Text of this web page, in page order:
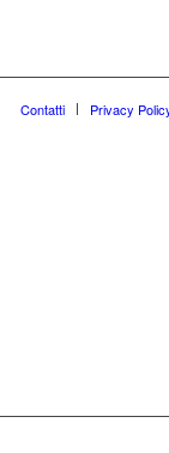
Contatti Privacy